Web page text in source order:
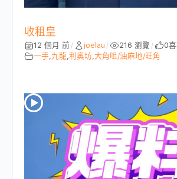
收租皇
12 個月 前 / joelau / 216 瀏覽 / 0
一手 九龍 利奧坊 大角咀/油麻地/旺角